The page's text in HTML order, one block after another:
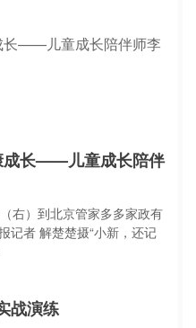
成长——儿童成长陪伴
右）到北京管家多多家政有
记者 解楚楚摄“小新，还记
战演练